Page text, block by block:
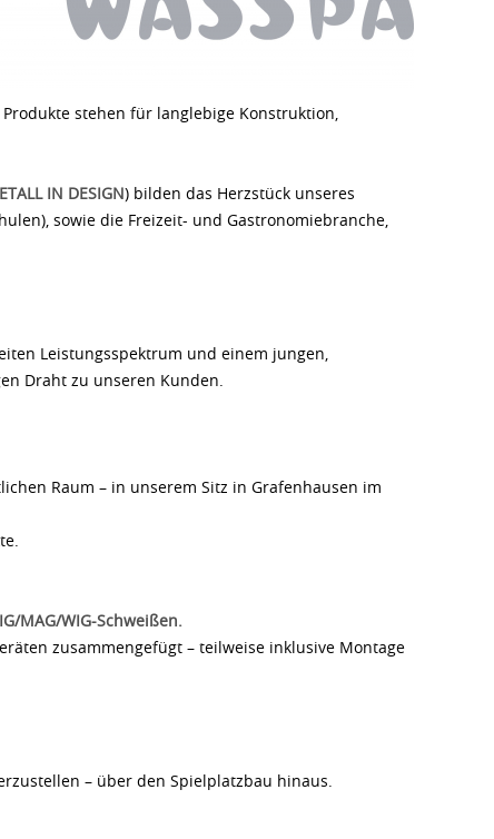
stehen für langlebige Konstruktion,
IN DESIGN) bilden das Herzstück unseres
sowie die Freizeit- und Gastronomiebranche,
Leistungsspektrum und einem jungen,
Draht zu unseren Kunden.
Raum – in unserem Sitz in Grafenhausen im
MAG/WIG-Schweißen.
zusammengefügt – teilweise inklusive Montage
– über den Spielplatzbau hinaus.